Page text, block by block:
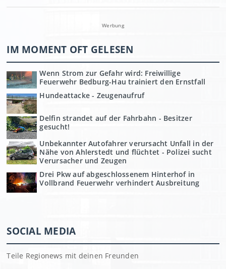
Werbung
IM MOMENT OFT GELESEN
Wenn Strom zur Gefahr wird: Freiwillige
Feuerwehr Bedburg-Hau trainiert den Ernstfall
Hundeattacke - Zeugenaufruf
Delfin strandet auf der Fahrbahn - Besitzer
gesucht!
Unbekannter Autofahrer verursacht Unfall in der
Nähe von Ahlerstedt und flüchtet - Polizei sucht
Verursacher und Zeugen
Drei Pkw auf abgeschlossenem Hinterhof in
Vollbrand Feuerwehr verhindert Ausbreitung
SOCIAL MEDIA
Teile Regionews mit deinen Freunden